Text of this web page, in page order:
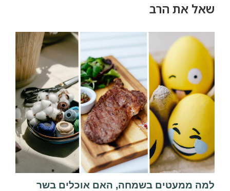
שאל את הרב
למה ממעטים בשמחה, האם אוכלים בשר